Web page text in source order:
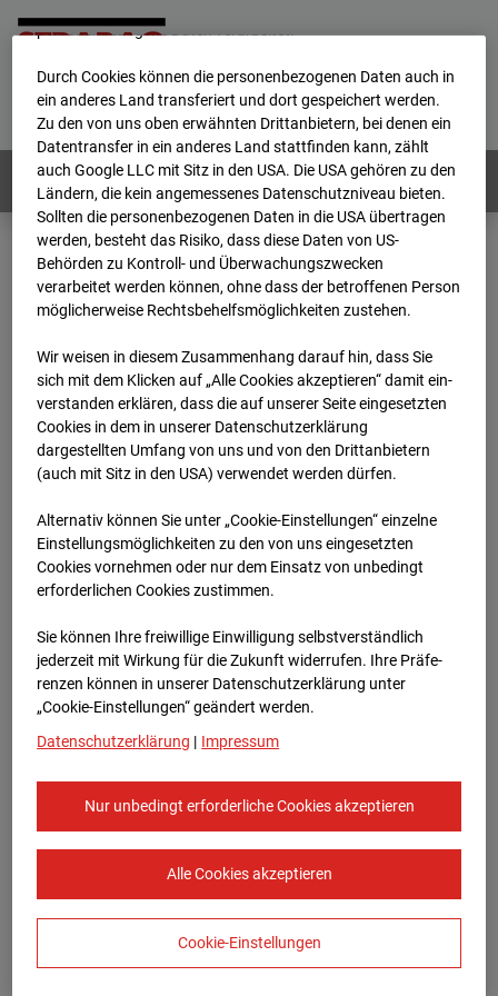
Home E-Mail Impressum
Login
Deutsch / English
Webcams: Alle Länder
Home
Deutschland
BC-120 - BV W2 Campus BT 1-3
Archiv
2026
16:40
BC-120 - BV W2
Campus BT 1-3
Stuttgart
Zur Übersicht
Europe/Berlin
personenbezogene Daten verarbeitet.
Durch Cookies können die personenbezogenen Daten auch in
ein anderes Land transferiert und dort gespeichert werden.
Zu den von uns oben erwähnten Drittanbietern, bei denen ein
Datentransfer in ein anderes Land stattfinden kann, zählt
auch Google LLC mit Sitz in den USA. Die USA gehören zu den
Ländern, die kein angemessenes Datenschutzniveau bieten.
Sollten die personenbezogenen Daten in die USA übertragen
werden, besteht das Risiko, dass diese Daten von US-
Behörden zu Kontroll- und Überwachungszwecken
verarbeitet werden können, ohne dass der betroffenen Person
möglicherweise Rechtsbehelfsmöglichkeiten zustehen.
Wir weisen in diesem Zusammenhang darauf hin, dass Sie
sich mit dem Klicken auf „Alle Cookies akzeptieren“ damit ein­
ver­standen erklären, dass die auf unserer Seite eingesetzten
Cookies in dem in unserer Datenschutzerklärung
dargestellten Umfang von uns und von den Drittanbietern
(auch mit Sitz in den USA) verwendet werden dürfen.
Alternativ können Sie unter „Cookie-Einstellungen“ einzelne
Einstellungsmöglichkeiten zu den von uns eingesetzten
Cookies vornehmen oder nur dem Einsatz von unbedingt
erforderlichen Cookies zustimmen.
Sie können Ihre freiwillige Einwilligung selbstverständlich
jederzeit mit Wirkung für die Zukunft widerrufen. Ihre Prä­fe­
renzen können in unserer Datenschutzerklärung unter
„Cookie-Einstellungen“ geändert werden.
Datenschutzerklärung | Impressum
Nur unbedingt erforderliche Cookies akzeptieren
Alle Cookies akzeptieren
Cookie-Einstellungen